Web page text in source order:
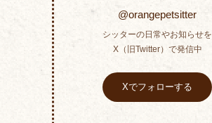
@orangepetsitter
シッターの日常やお知らせを
X（旧Twitter）で発信中
Xでフォローする